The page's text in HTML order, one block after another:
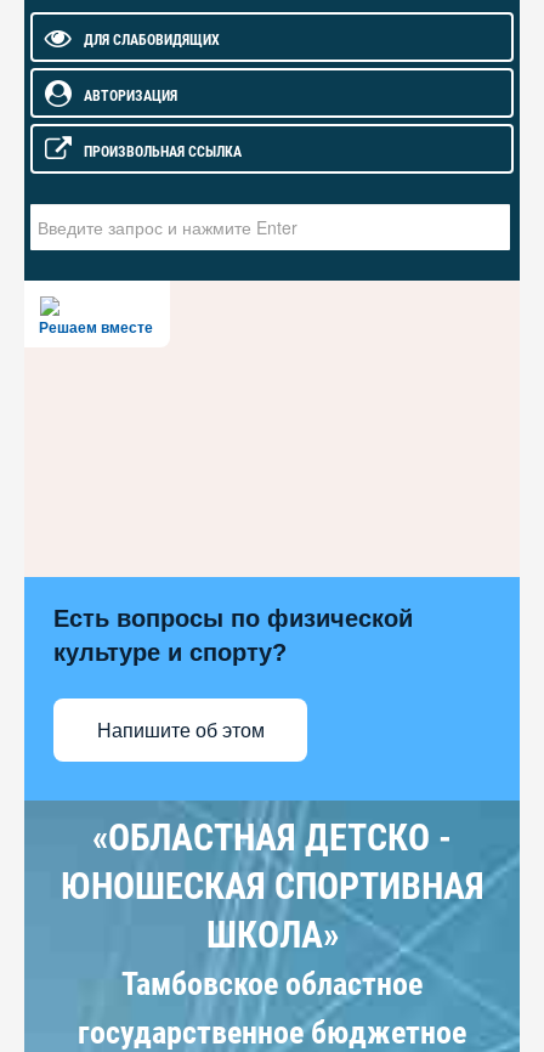
ДЛЯ СЛАБОВИДЯЩИХ
АВТОРИЗАЦИЯ
ПРОИЗВОЛЬНАЯ ССЫЛКА
Решаем вместе
Есть вопросы по физической
культуре и спорту?
Напишите об этом
«ОБЛАСТНАЯ ДЕТСКО -
ЮНОШЕСКАЯ СПОРТИВНАЯ
ШКОЛА»
Тамбовское областное
государственное бюджетное